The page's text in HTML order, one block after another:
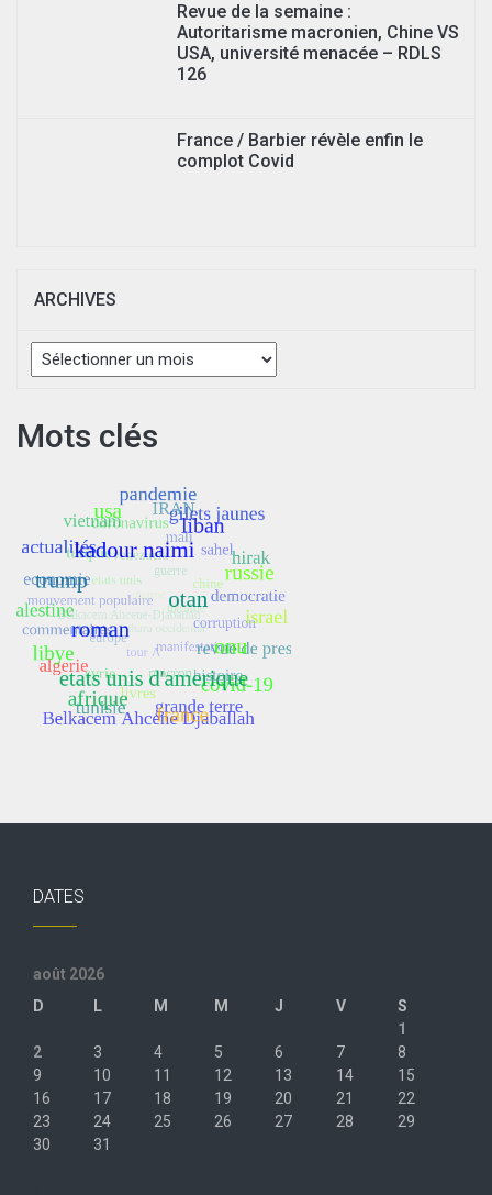
Revue de la semaine :
Autoritarisme macronien, Chine VS
USA, université menacée – RDLS
126
France / Barbier révèle enfin le
complot Covid
ARCHIVES
Archives
Mots clés
DATES
août 2026
D
L M M J V
S
1
2
3 4 5 6 7
8
9
10 11 12 13 14
15
16
17 18 19 20 21
22
23
24 25 26 27 28
29
30
31